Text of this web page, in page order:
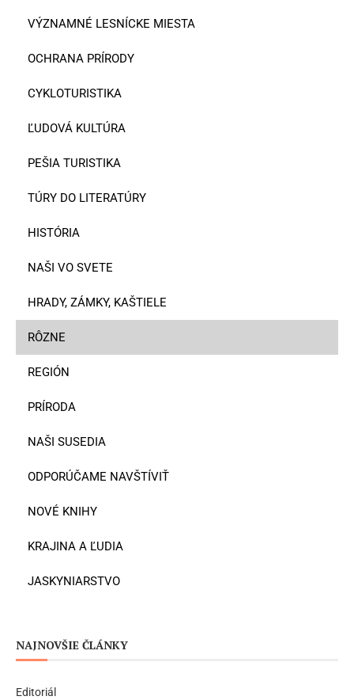
VÝZNAMNÉ LESNÍCKE MIESTA
OCHRANA PRÍRODY
CYKLOTURISTIKA
ĽUDOVÁ KULTÚRA
PEŠIA TURISTIKA
TÚRY DO LITERATÚRY
HISTÓRIA
NAŠI VO SVETE
HRADY, ZÁMKY, KAŠTIELE
RÔZNE
REGIÓN
PRÍRODA
NAŠI SUSEDIA
ODPORÚČAME NAVŠTÍVIŤ
NOVÉ KNIHY
KRAJINA A ĽUDIA
JASKYNIARSTVO
NAJNOVŠIE ČLÁNKY
Editoriál